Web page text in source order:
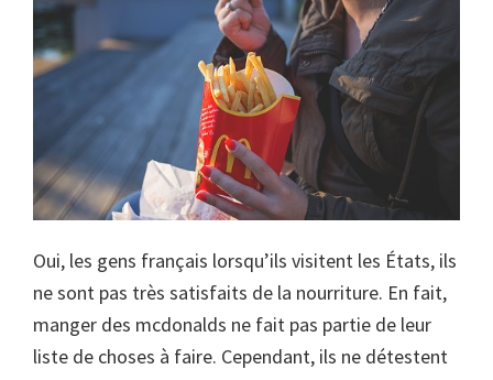
Oui, les gens français lorsqu’ils visitent les États, ils
ne sont pas très satisfaits de la nourriture. En fait,
manger des mcdonalds ne fait pas partie de leur
liste de choses à faire. Cependant, ils ne détestent